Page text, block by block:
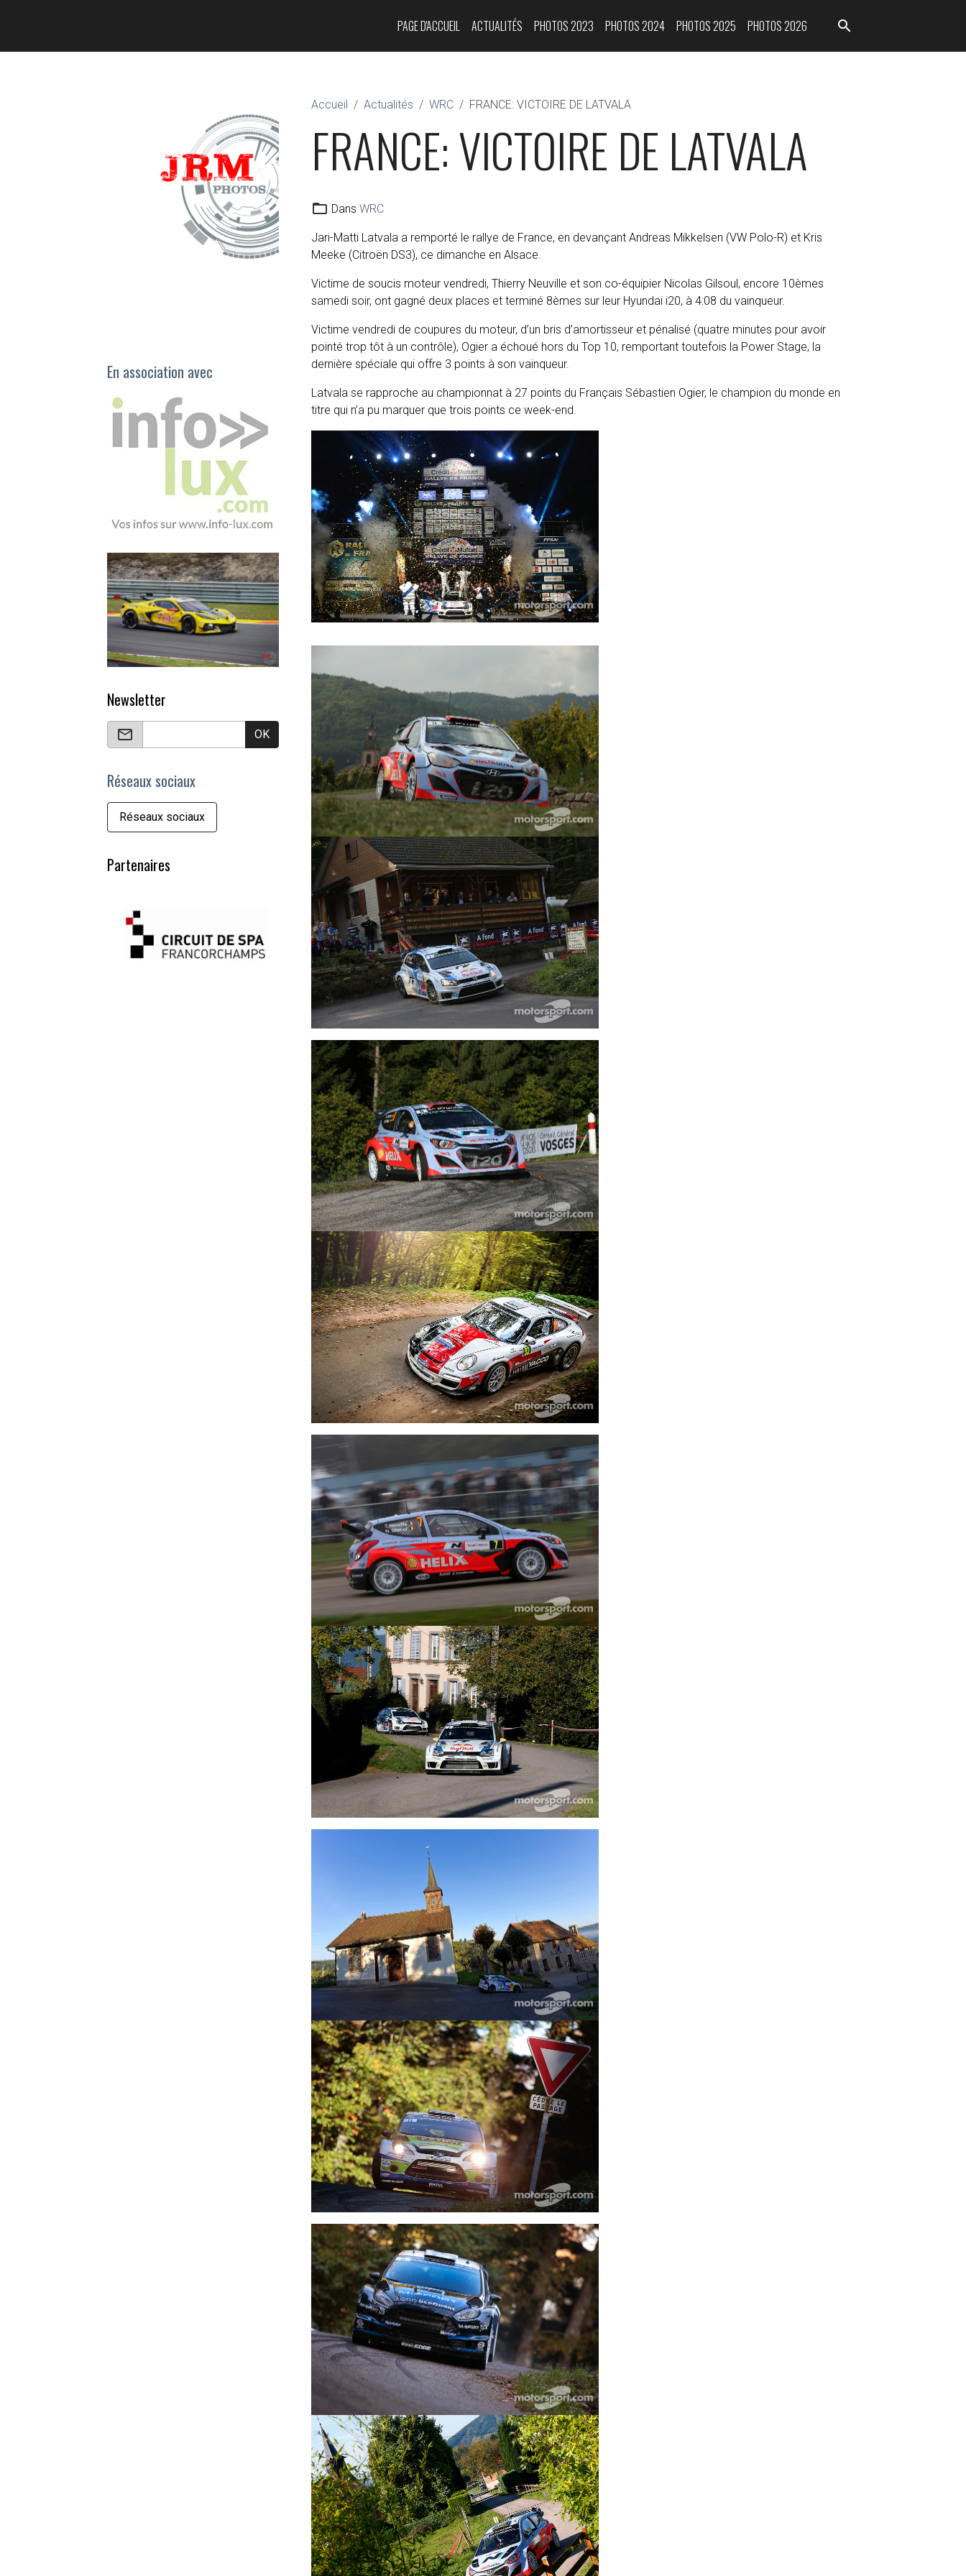
PAGE D'ACCUEIL ACTUALITÉS PHOTOS 2023 PHOTOS 2024 PHOTOS 2025 PHOTOS 2026
Accueil Actualités WRC FRANCE: VICTOIRE DE LATVALA
FRANCE: VICTOIRE DE LATVALA
DansWRC
Jari-Matti Latvala a remporté le rallye de France, en devançant Andreas Mikkelsen (VW Polo-R) et Kris
Meeke (Citroën DS3), ce dimanche en Alsace.
Victime de soucis moteur vendredi, Thierry Neuville et son co-équipier Nicolas Gilsoul, encore 10èmes
samedi soir, ont gagné deux places et terminé 8èmes sur leur Hyundai i20, à 4:08 du vainqueur.
Victime vendredi de coupures du moteur, d’un bris d’amortisseur et pénalisé (quatre minutes pour avoir
pointé trop tôt à un contrôle), Ogier a échoué hors du Top 10, remportant toutefois la Power Stage, la
dernière spéciale qui offre 3 points à son vainqueur.
Latvala se rapproche au championnat à 27 points du Français Sébastien Ogier, le champion du monde en
titre qui n’a pu marquer que trois points ce week-end.
En association avec
Newsletter
OK
Réseaux sociaux
Réseaux sociaux
Partenaires